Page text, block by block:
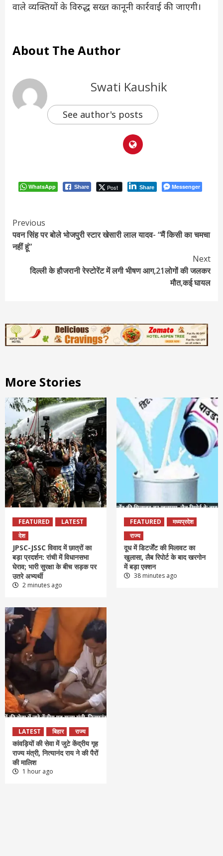
वाले व्यक्तियों के विरुद्ध सख्त कानूनी कार्रवाई की जाएगी।
About The Author
Swati Kaushik
See author's posts
WhatsApp Share Post Share Messenger
Continue
Reading
Previous
पवन सिंह पर बोले भोजपुरी स्टार खेसारी लाल यादव- “मैं किसी का चमचा
नहीं हूं”
Next
दिल्ली के हौजरानी रेस्टोरेंट में लगी भीषण आग,21लोगों की जलकर
मौत,कई घायल
More Stories
FEATURED
LATEST
देश
JPSC-JSSC विवाद में छात्रों का
बड़ा प्रदर्शन: रांची में विधानसभा
घेराव; भारी सुरक्षा के बीच सड़क पर
उतरे अभ्यर्थी
2 minutes ago
FEATURED
मध्यप्रदेश
राज्य
दूध में डिटर्जेंट की मिलावट का
खुलासा, लैब रिपोर्ट के बाद खरगोन
में बड़ा एक्शन
38 minutes ago
LATEST बिहार राज्य
कांवड़ियों की सेवा में जुटे केंद्रीय गृह
राज्य मंत्री, नित्यानंद राय ने की पैरों
की मालिश
1 hour ago